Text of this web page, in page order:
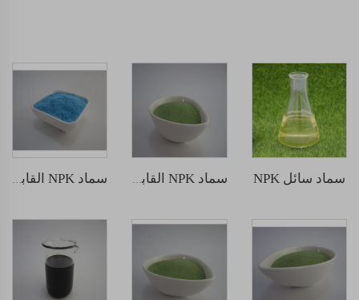
سماد سائل NPK سماد NPK القابل للذوبان في الماء 30-10-10 سماد NPK القابل للذوبان في الماء 20-20-20